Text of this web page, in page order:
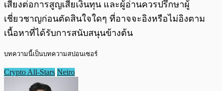
เสี่ยงต่อการสูญเสียเงินทุน และผู้อ่านควรปรึกษาผู้
เชี่ยวชาญก่อนตัดสินใจใดๆ ที่อาจจะอิงหรือไม่อิงตาม
เนื้อหาที่ได้รับการสนับสนุนข้างต้น
บทความนี้เป็นบทความสปอนเซอร์
Crypto All-Stars Neiro